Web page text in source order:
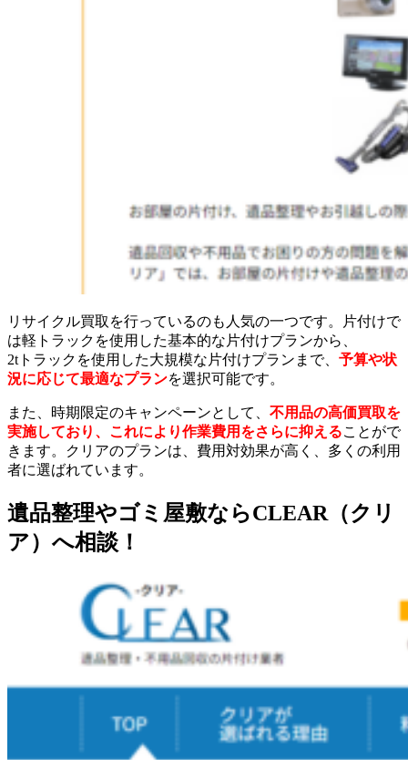
リサイクル買取を行っているのも人気の一つです。片付けで
は軽トラックを使用した基本的な片付けプランから、
2tトラックを使用した大規模な片付けプランまで、 予算や状
況に応じて最適なプランを選択可能です。
また、時期限定のキャンペーンとして、 不用品の高価買取を
実施しており、これにより作業費用をさらに抑えることがで
きます。クリアのプランは、費用対効果が高く、多くの利用
者に選ばれています。
遺品整理やゴミ屋敷ならCLEAR（クリ
ア）へ相談！